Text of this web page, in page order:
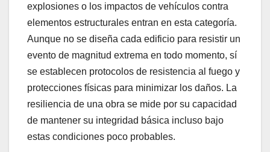
explosiones o los impactos de vehículos contra
elementos estructurales entran en esta categoría.
Aunque no se diseña cada edificio para resistir un
evento de magnitud extrema en todo momento, sí
se establecen protocolos de resistencia al fuego y
protecciones físicas para minimizar los daños. La
resiliencia de una obra se mide por su capacidad
de mantener su integridad básica incluso bajo
estas condiciones poco probables.